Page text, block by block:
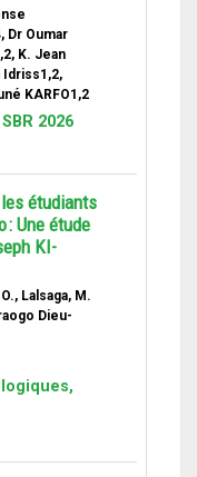
Dr Oumar
K. Jean
Idriss1,2,
KARFO1,2
2026
étudiants
: Une étude
KI-
Lalsaga, M.
Dieu-